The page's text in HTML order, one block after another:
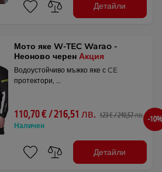
Детайли
Мото яке W-TEC Warao -
Неоново черенАкция
Водоустойчиво мъжко яке с CE
протектори, …
110,70 € / 216,51 лв. 123 € / 240,57 лв.
Наличен
-10%
Детайли